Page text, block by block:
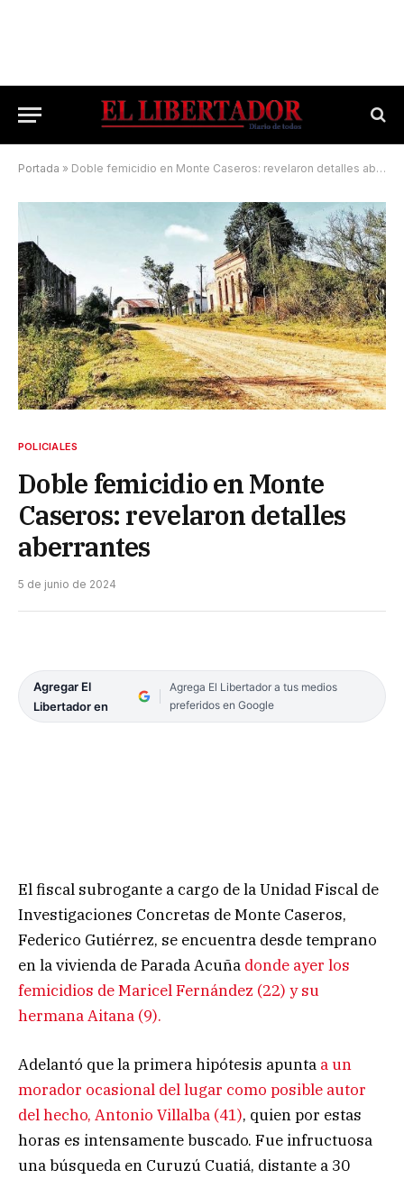
Portada » Doble femicidio en Monte Caseros: revelaron detalles aberrantes
POLICIALES
Doble femicidio en Monte
Caseros: revelaron detalles
aberrantes
5 de junio de 2024
Agregar El
Libertador en
Agrega El Libertador a tus medios
preferidos en Google
El fiscal subrogante a cargo de la Unidad Fiscal de
Investigaciones Concretas de Monte Caseros,
Federico Gutiérrez, se encuentra desde temprano
en la vivienda de Parada Acuña donde ayer los
femicidios de Maricel Fernández (22) y su
hermana Aitana (9).
Adelantó que la primera hipótesis apunta a un
morador ocasional del lugar como posible autor
del hecho, Antonio Villalba (41), quien por estas
horas es intensamente buscado. Fue infructuosa
una búsqueda en Curuzú Cuatiá, distante a 30